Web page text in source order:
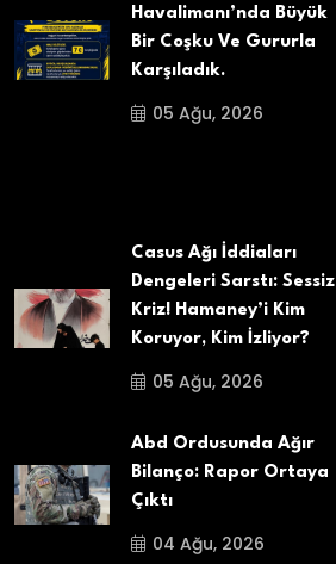
Havalimanı’nda Büyük
Bir Coşku Ve Gururla
Karşıladık.
05 Ağu, 2026
Casus Ağı İddiaları
Dengeleri Sarstı: Sessiz
Kriz! Hamaney’i Kim
Koruyor, Kim İzliyor?
05 Ağu, 2026
Abd Ordusunda Ağır
Bilanço: Rapor Ortaya
Çıktı
04 Ağu, 2026